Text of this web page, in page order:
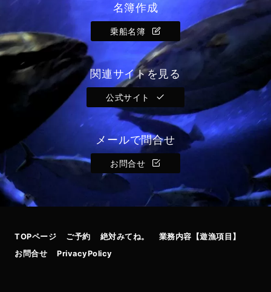
名簿作成
乗船名簿
関連サイトを見る
公式サイト
メールで問合せ
お問合せ
TOPページ ご予約 絶対みてね。
業務内容【遊漁項目】
お問合せ
PrivacyPolicy